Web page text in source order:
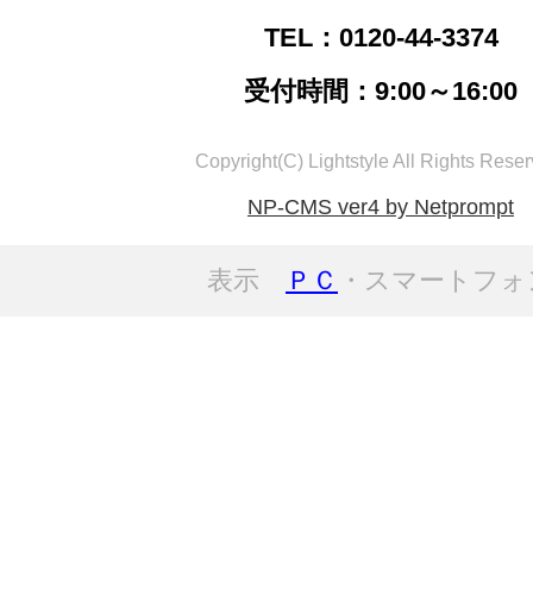
TEL：0120-44-3374
受付時間：9:00～16:00
Copyright(C) Lightstyle All Rights
NP-CMS ver4 by Netprompt
表示 ＰＣ ・スマートフ